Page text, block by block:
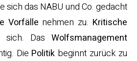
sich das NABU und Co. gedacht
Vorfälle nehmen zu. Kritische
sich. Das Wolfsmanagement
Die Politik beginnt zurück zu